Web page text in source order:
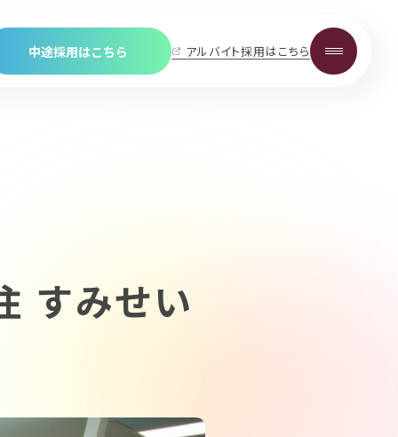
中途採用はこちら アルバイト採用はこちら
学童・児童館スタッフ
すみせい